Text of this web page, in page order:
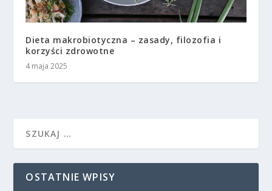
Dieta makrobiotyczna – zasady, filozofia i
korzyści zdrowotne
4 maja 2025
OSTATNIE WPISY